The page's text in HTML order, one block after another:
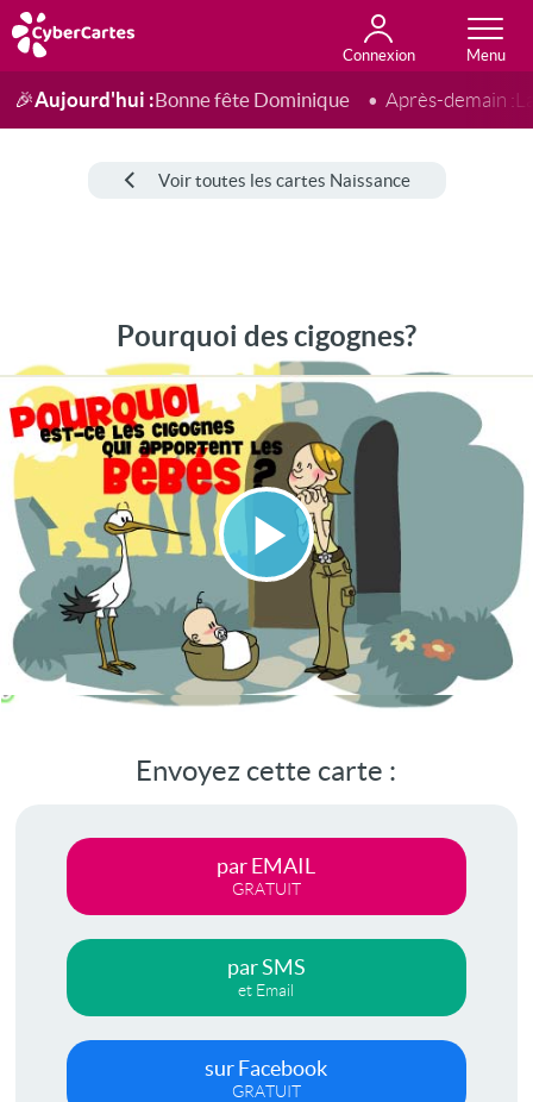
Connexion
Anniversaire
Fête du jour
Amour
Amitié
Merci
Toutes les cartes
🎉Aujourd'hui :Bonne fête Dominique Après-demain :
Voir toutes les cartes Naissance
Pourquoi des cigognes?
Lire
la
vidéo
Envoyez cette carte :
par EMAIL
GRATUIT
par SMS
et Email
sur Facebook
GRATUIT